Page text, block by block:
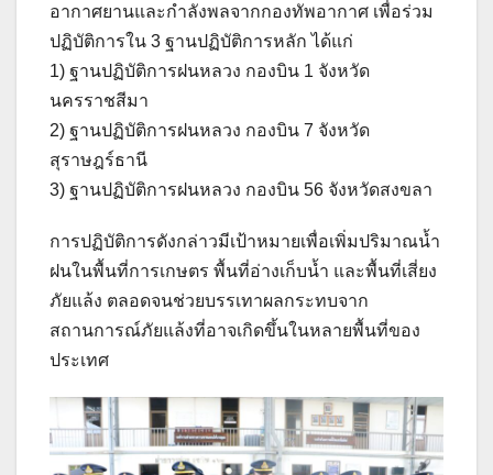
อากาศยานและกำลังพลจากกองทัพอากาศ เพื่อร่วม
ปฏิบัติการใน 3 ฐานปฏิบัติการหลัก ได้แก่
1) ฐานปฏิบัติการฝนหลวง กองบิน 1 จังหวัด
นครราชสีมา
2) ฐานปฏิบัติการฝนหลวง กองบิน 7 จังหวัด
สุราษฎร์ธานี
3) ฐานปฏิบัติการฝนหลวง กองบิน 56 จังหวัดสงขลา
การปฏิบัติการดังกล่าวมีเป้าหมายเพื่อเพิ่มปริมาณน้ำ
ฝนในพื้นที่การเกษตร พื้นที่อ่างเก็บน้ำ และพื้นที่เสี่ยง
ภัยแล้ง ตลอดจนช่วยบรรเทาผลกระทบจาก
สถานการณ์ภัยแล้งที่อาจเกิดขึ้นในหลายพื้นที่ของ
ประเทศ